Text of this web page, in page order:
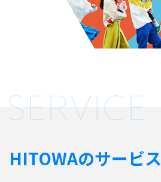
HITOWAのサービス